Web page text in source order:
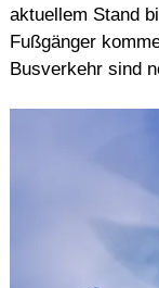
aktuellem Stand
Fußgänger
Busverkehr sind